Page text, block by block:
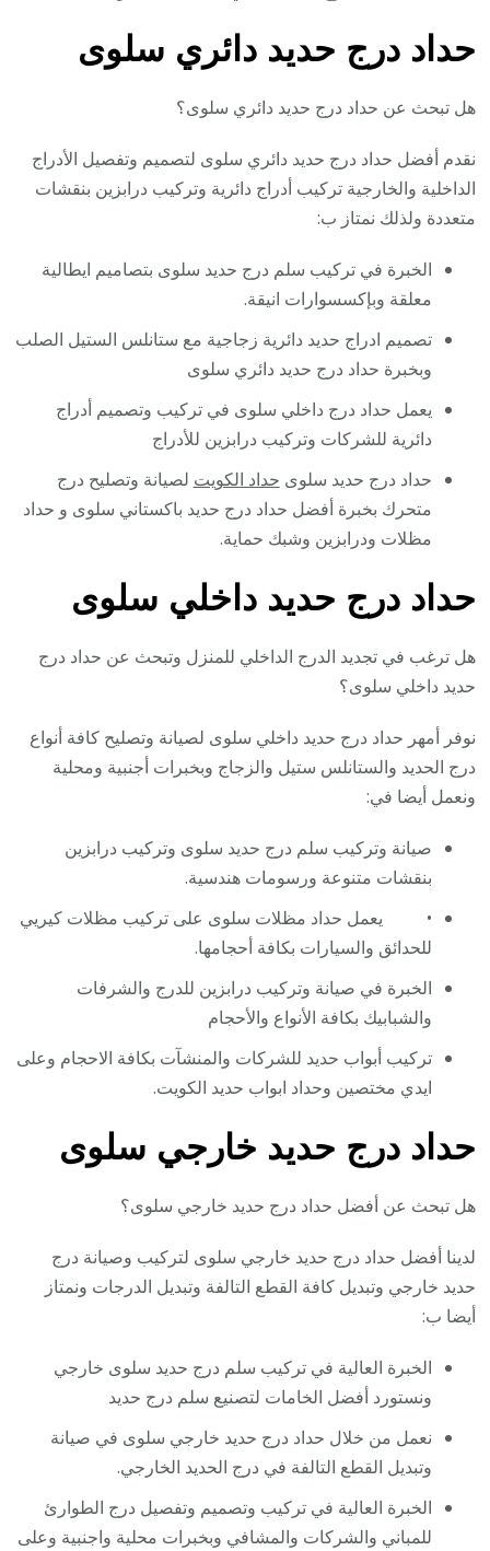
حداد درج حديد دائري سلوى
هل تبحث عن حداد درج حديد دائري سلوى؟
نقدم أفضل حداد درج حديد دائري سلوى لتصميم وتفصيل الأدراج
الداخلية والخارجية تركيب أدراج دائرية وتركيب درابزين بنقشات
متعددة ولذلك نمتاز ب:
الخبرة في تركيب سلم درج حديد سلوى بتصاميم ايطالية
معلقة وبإكسسوارات انيقة.
تصميم ادراج حديد دائرية زجاجية مع ستانلس الستيل الصلب
وبخبرة حداد درج حديد دائري سلوى
يعمل حداد درج داخلي سلوى في تركيب وتصميم أدراج
دائرية للشركات وتركيب درابزين للأدراج
حداد درج حديد سلوى حداد الكويت لصيانة وتصليح درج
متحرك بخبرة أفضل حداد درج حديد باكستاني سلوى و حداد
مظلات ودرابزين وشبك حماية.
حداد درج حديد داخلي سلوى
هل ترغب في تجديد الدرج الداخلي للمنزل وتبحث عن حداد درج
حديد داخلي سلوى؟
نوفر أمهر حداد درج حديد داخلي سلوى لصيانة وتصليح كافة أنواع
درج الحديد والستانلس ستيل والزجاج وبخبرات أجنبية ومحلية
ونعمل أيضا في:
صيانة وتركيب سلم درج حديد سلوى وتركيب درابزين
بنقشات متنوعة ورسومات هندسية.
• يعمل حداد مظلات سلوى على تركيب مظلات كيريي
للحدائق والسيارات بكافة أحجامها.
الخبرة في صيانة وتركيب درابزين للدرج والشرفات
والشبابيك بكافة الأنواع والأحجام
تركيب أبواب حديد للشركات والمنشآت بكافة الاحجام وعلى
ايدي مختصين وحداد ابواب حديد الكويت.
حداد درج حديد خارجي سلوى
هل تبحث عن أفضل حداد درج حديد خارجي سلوى؟
لدينا أفضل حداد درج حديد خارجي سلوى لتركيب وصيانة درج
حديد خارجي وتبديل كافة القطع التالفة وتبديل الدرجات ونمتاز
أيضا ب:
الخبرة العالية في تركيب سلم درج حديد سلوى خارجي
ونستورد أفضل الخامات لتصنيع سلم درج حديد
نعمل من خلال حداد درج حديد خارجي سلوى في صيانة
وتبديل القطع التالفة في درج الحديد الخارجي.
الخبرة العالية في تركيب وتصميم وتفصيل درج الطوارئ
للمباني والشركات والمشافي وبخبرات محلية واجنبية وعلى